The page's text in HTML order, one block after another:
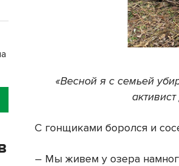
«Весной я с семьей
С гонщиками боролся и
– Мы живем у озера